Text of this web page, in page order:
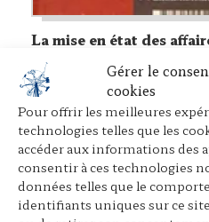
Gérer le
cookies
Pour offrir les meilleures
technologies telles que les
accéder aux informations des
consentir à ces technologies
données telles que le
identifiants uniques sur ce
La mise en état des
Commission Justice pénale et
documentation française , 1991
◂Retour
L’Œuvre